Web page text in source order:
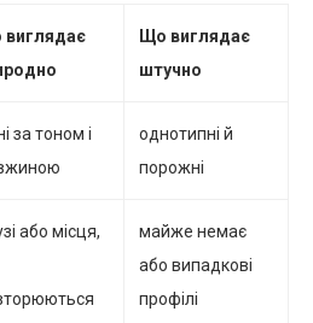
виглядає
Що виглядає
штучно
за тоном і
однотипні й
порожні
або місця,
майже немає
або випадкові
профілі